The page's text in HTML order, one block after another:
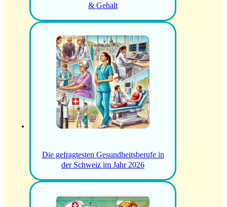
& Gehalt
Die gefragtesten Gesundheitsberufe in
der Schweiz im Jahr 2026